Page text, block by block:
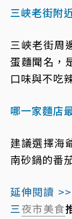
三峽老街附
三峽老街周
蛋麵聞名，
口味與不吃
哪一家麵店
建議選擇海
南砂鍋的番
延伸閱讀
三夜市美食